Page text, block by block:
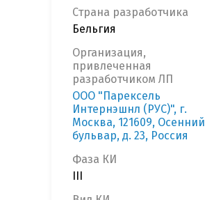
Страна разработчика
Бельгия
Организация,
привлеченная
разработчиком ЛП
ООО "Парексель
Интернэшнл (РУС)", г.
Москва, 121609, Осенний
бульвар, д. 23, Россия
Фаза КИ